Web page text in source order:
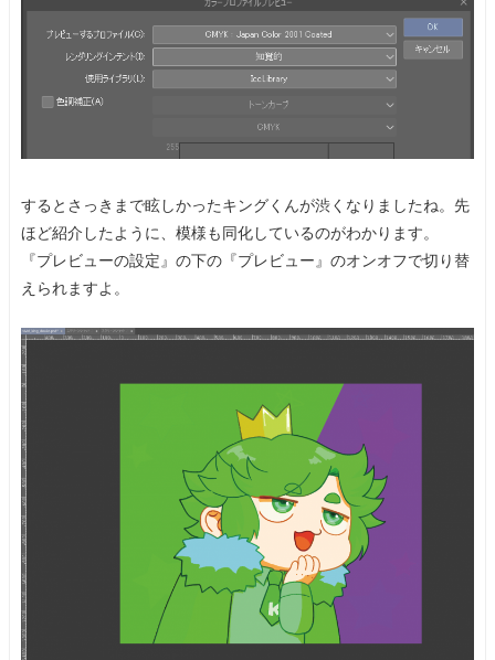
するとさっきまで眩しかったキングくんが渋くなりましたね。先
ほど紹介したように、模様も同化しているのがわかります。
『プレビューの設定』の下の『プレビュー』のオンオフで切り替
えられますよ。